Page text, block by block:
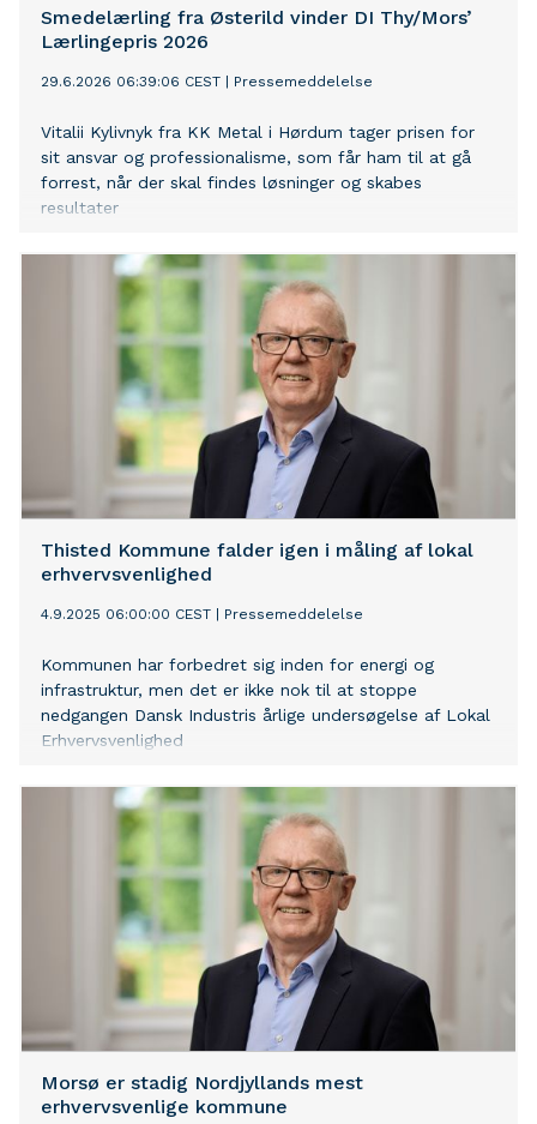
Smedelærling fra Østerild vinder DI Thy/Mors’
Lærlingepris 2026
29.6.2026 06:39:06 CEST Pressemeddelelse
Vitalii Kylivnyk fra KK Metal i Hørdum tager prisen for
sit ansvar og professionalisme, som får ham til at gå
forrest, når der skal findes løsninger og skabes
resultater
Thisted Kommune falder igen i måling af lokal
erhvervsvenlighed
4.9.2025 06:00:00 CEST Pressemeddelelse
Kommunen har forbedret sig inden for energi og
infrastruktur, men det er ikke nok til at stoppe
nedgangen Dansk Industris årlige undersøgelse af Lokal
Erhvervsvenlighed
Morsø er stadig Nordjyllands mest
erhvervsvenlige kommune